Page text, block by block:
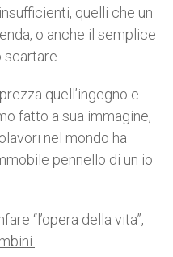
quelli che un
o anche il semplice
quell’ingegno e
fatto a sua immagine,
nel mondo ha
pennello di un io
“l’opera della vita”,